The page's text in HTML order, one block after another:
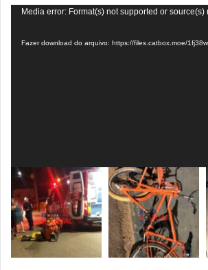
Tocador
vídeo
Media error: Format(s) not supported or source(s)
Fazer download do arquivo: https://files.catbox.moe/